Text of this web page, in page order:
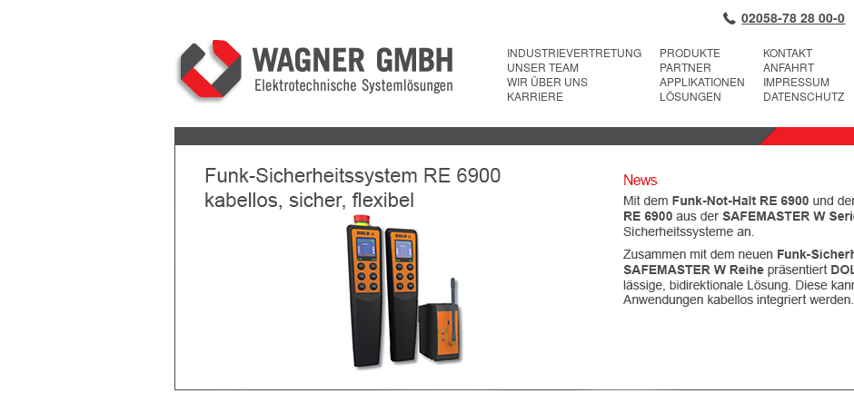
02058-78 28 00-0
INDUSTRIEVERTRETUNG
UNSER TEAM
WIR ÜBER UNS
KARRIERE
PRODUKTE
PARTNER
APPLIKATIONEN
LÖSUNGEN
KONTAKT
ANFAHRT
IMPRESSUM
DATENSCHUTZ
Next